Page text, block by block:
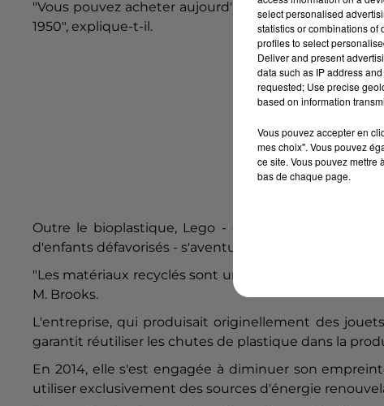
"Vous pouvez acheter aujourd'hui sur les étals un
1950", explique-t-il.
Outre le bioplastique, Lego - qui pilote aux Etats-
d'enfants défavorisés - s'aventure aussi prudemment
"Les matériaux recyclés sont un sujet très
M. Brooks.
L'entreprise, qui produisait originellement des
garantit réutiliser les chutes de plastique dans la
En 2014, elle s'est engagée à diminuer son
utiliser exclusivement des sources d'énergie
select personalised
statistics or combinations of
profiles to select
Deliver and present
data such as IP address
requested; Use precise
based on information
Vous pouvez accepter en
mes choix". Vous pouvez
ce site. Vous pouvez mettre
bas de chaque page.